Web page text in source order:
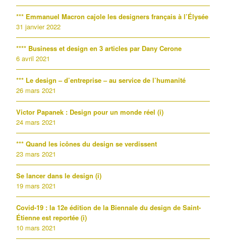
*** Emmanuel Macron cajole les designers français à l’Élysée
31 janvier 2022
**** Business et design en 3 articles par Dany Cerone
6 avril 2021
*** Le design – d’entreprise – au service de l’humanité
26 mars 2021
Victor Papanek : Design pour un monde réel (i)
24 mars 2021
*** Quand les icônes du design se verdissent
23 mars 2021
Se lancer dans le design (i)
19 mars 2021
Covid-19 : la 12e édition de la Biennale du design de Saint-
Étienne est reportée (i)
10 mars 2021